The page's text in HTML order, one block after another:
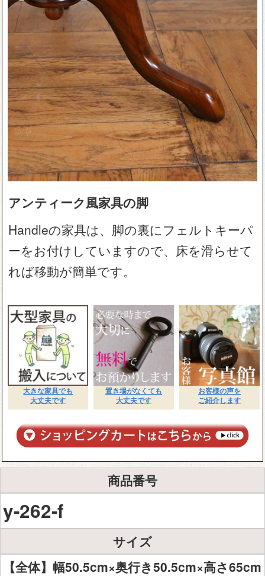
アンティーク風家具の脚
Handleの家具は、脚の裏にフェルトキーパ
ーをお付けしていますので、床を滑らせて
れば移動が簡単です。
大きな家具でも
大丈夫です
置き場がなくても
大丈夫です
お客様の声を
ご紹介します
商品番号
y-262-f
サイズ
【全体】幅50.5cm×奥行き50.5cm×高さ65cm